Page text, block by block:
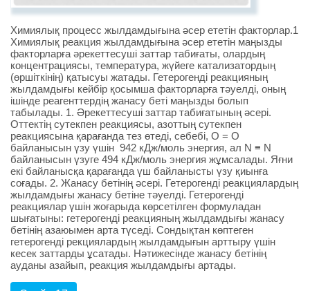
Химиялық процесс жылдамдығына әсер ететін факторлар.1
Химиялық реакция жылдамдығына әсер ететін маңызды
факторларға әрекеттесуші заттар табиғаты, олардың
концентрациясы, температура, жүйеге катализатордың
(өршіткінің) қатысуы жатады. Гетерогенді реакцияның
жылдамдығы кейбір қосымша факторларға тәуелді, оның
ішінде реагенттердің жанасу беті маңызды болып
табылады. 1. Әрекеттесуші заттар табиғатының әсері.
Оттектің сутекпен реакциясы, азоттың сутекпен
реакциясына қарағанда тез өтеді, себебі, О = O
байланысын үзу үшін 942 кДж/моль энергия, ал N ≡ N
байланысын үзуге 494 кДж/моль энергия жұмсалады. Яғни
екі байланысқа қарағанда үш байланысты үзу қиынға
соғады. 2. Жанасу бетінің әсері. Гетерогенді реакциялардың
жылдамдығы жанасу бетіне тәуелді. Гетерогенді
реакциялар үшін жоғарыда көрсетілген формуладан
шығатыны: гетерогенді реакцияның жылдамдығы жанасу
бетінің азаюымен арта түседі. Сондықтан көптеген
гетерогенді рекциялардың жылдамдығын арттыру үшін
кесек заттарды ұсатады. Нәтижесінде жанасу бетінің
ауданы азайып, реакция жылдамдығы артады.